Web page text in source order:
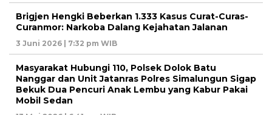
Brigjen Hengki Beberkan 1.333 Kasus Curat-Curas-
Curanmor: Narkoba Dalang Kejahatan Jalanan
3 Juni 2026 | 7:32 pm WIB
Masyarakat Hubungi 110, Polsek Dolok Batu
Nanggar dan Unit Jatanras Polres Simalungun Sigap
Bekuk Dua Pencuri Anak Lembu yang Kabur Pakai
Mobil Sedan